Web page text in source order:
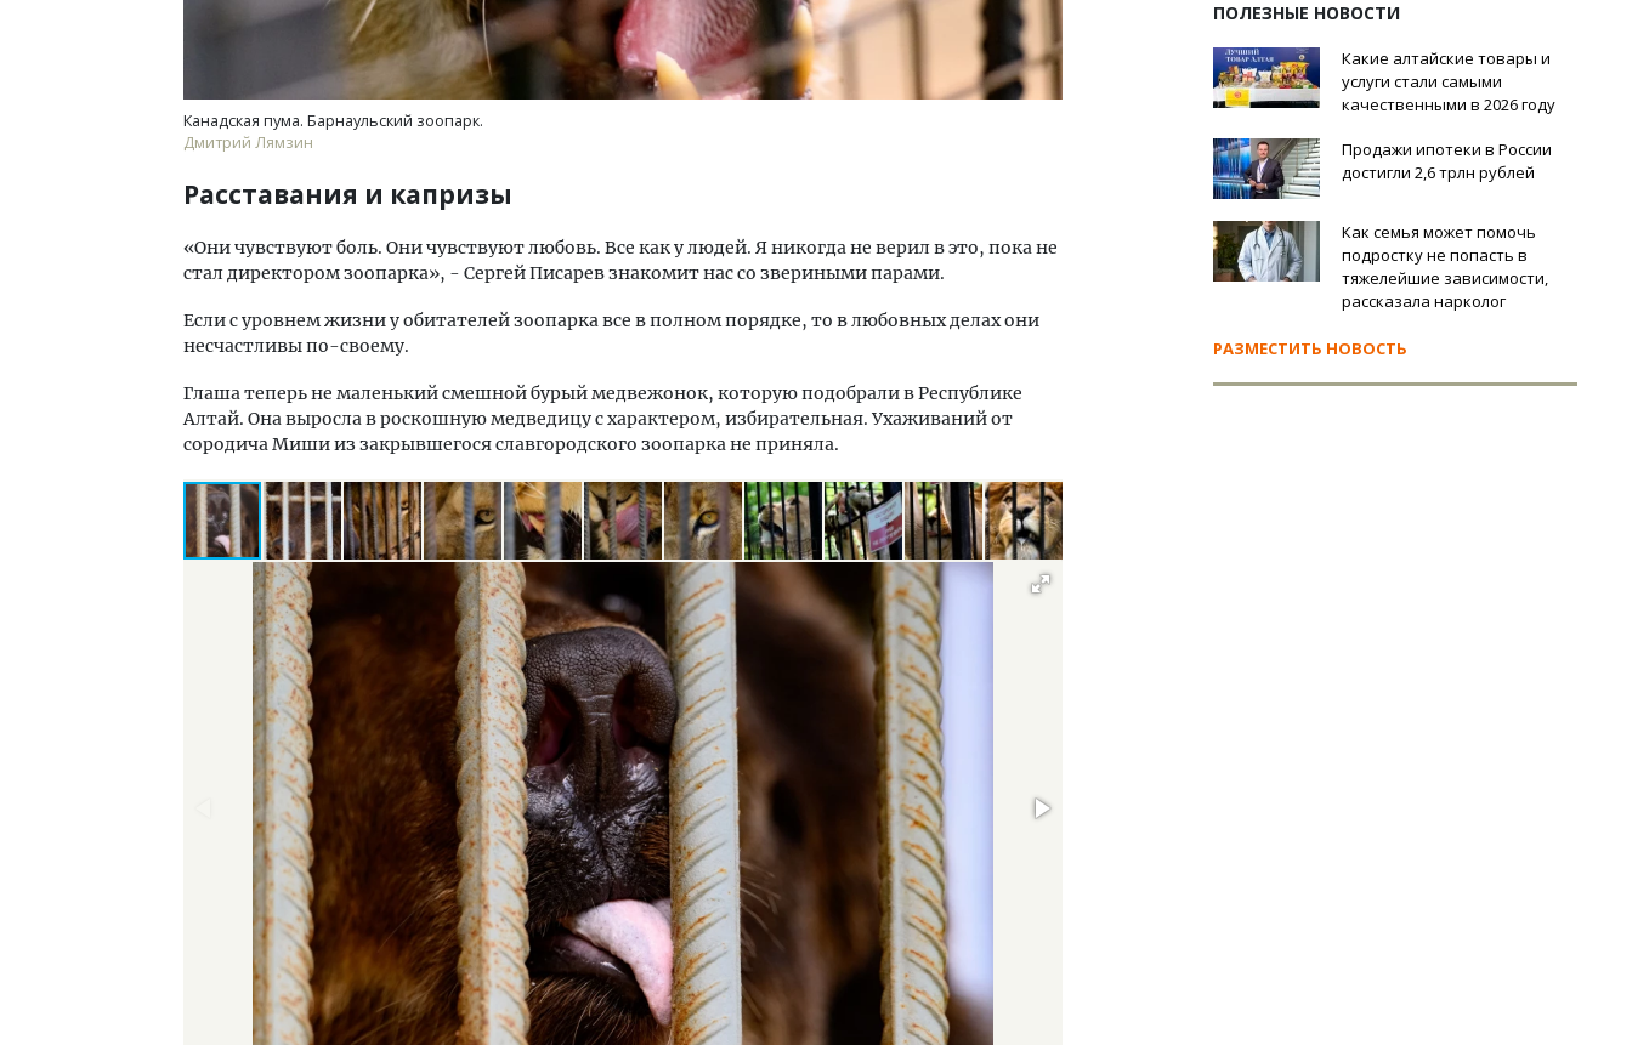
Канадская пума. Барнаульский зоопарк.
Дмитрий Лямзин
Расставания и капризы
«Они чувствуют боль. Они чувствуют любовь. Все как у людей. Я никогда не верил в это, пока не
стал директором зоопарка», - Сергей Писарев знакомит нас со звериными парами.
Если с уровнем жизни у обитателей зоопарка все в полном порядке, то в любовных делах они
несчастливы по-своему.
Глаша теперь не маленький смешной бурый медвежонок, которую подобрали в Республике
Алтай. Она выросла в роскошную медведицу с характером, избирательная. Ухаживаний от
сородича Миши из закрывшегося славгородского зоопарка не приняла.
ПОЛЕЗНЫЕ НОВОСТИ
Какие алтайские товары и
услуги стали самыми
качественными в 2026 году
Продажи ипотеки в России
достигли 2,6 трлн рублей
Как семья может помочь
подростку не попасть в
тяжелейшие зависимости,
рассказала нарколог
РАЗМЕСТИТЬ НОВОСТЬ